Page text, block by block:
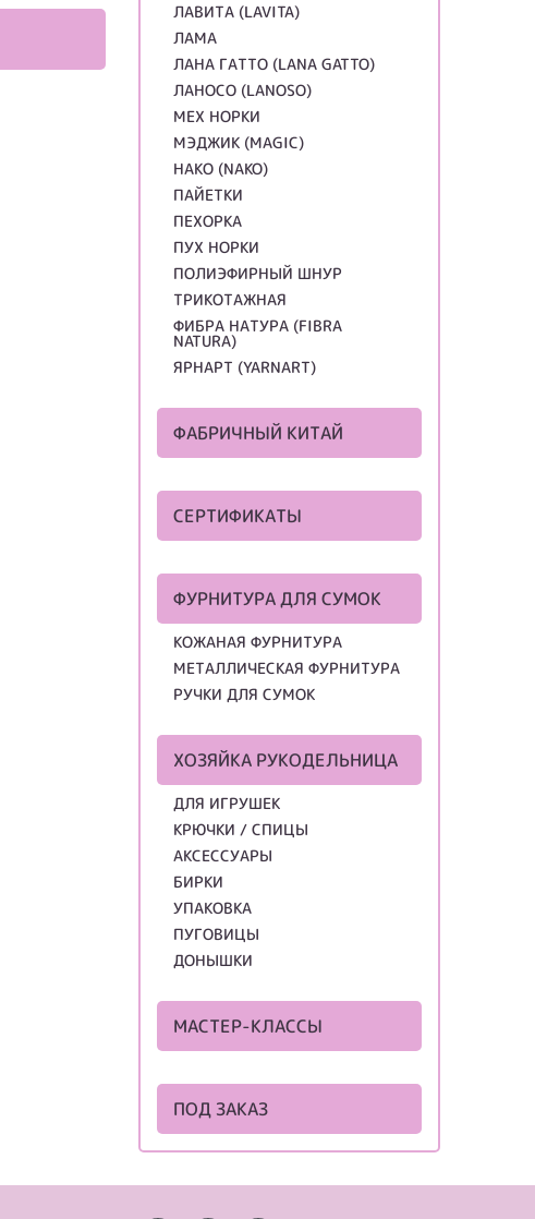
ЛАВИТА (LAVITA)
ЛАМА
ЛАНА ГАТТО (LANA GATTO)
ЛАНОСО (LANOSO)
МЕХ НОРКИ
МЭДЖИК (MAGIC)
НАКО (NAKO)
ПАЙЕТКИ
ПЕХОРКА
ПУХ НОРКИ
ПОЛИЭФИРНЫЙ ШНУР
ТРИКОТАЖНАЯ
ФИБРА НАТУРА (FIBRA
NATURA)
ЯРНАРТ (YARNART)
ФАБРИЧНЫЙ КИТАЙ
СЕРТИФИКАТЫ
ФУРНИТУРА ДЛЯ СУМОК
КОЖАНАЯ ФУРНИТУРА
МЕТАЛЛИЧЕСКАЯ ФУРНИТУРА
РУЧКИ ДЛЯ СУМОК
ХОЗЯЙКА РУКОДЕЛЬНИЦА
ДЛЯ ИГРУШЕК
КРЮЧКИ / СПИЦЫ
АКСЕССУАРЫ
БИРКИ
УПАКОВКА
ПУГОВИЦЫ
ДОНЫШКИ
МАСТЕР-КЛАССЫ
ПОД ЗАКАЗ